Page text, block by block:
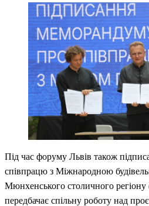
Під час форуму Львів також
співпрацю з Міжнародною
Мюнхенського столичного
передбачає спільну роботу над